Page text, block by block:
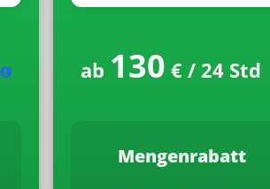
ab 130 € / 24 Std
Mengenrabatt